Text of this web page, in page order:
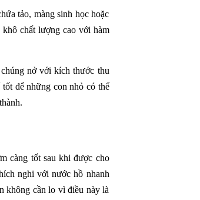
tảo, màng sinh học hoặc
chất lượng cao với hàm
nở với kích thước thu
để những con nhỏ có thể
càng tốt sau khi được cho
nghi với nước hồ nhanh
không cần lo vì điều này là